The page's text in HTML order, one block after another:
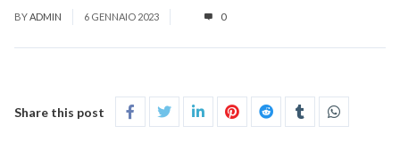
BYADMIN 6 GENNAIO 2023 0
Share this post